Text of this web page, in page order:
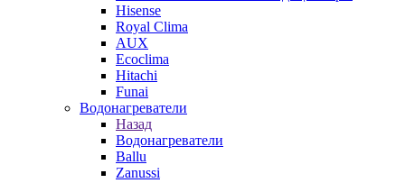
Hisense
Royal Clima
AUX
Ecoclima
Hitachi
Funai
Водонагреватели
Назад
Водонагреватели
Ballu
Zanussi